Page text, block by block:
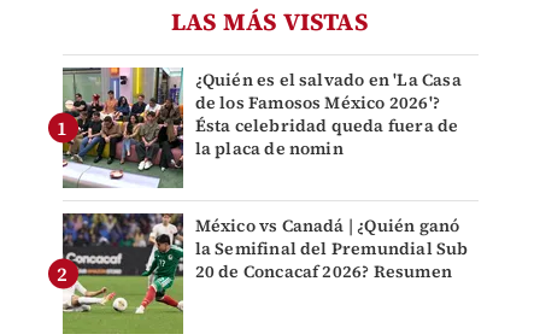
LAS MÁS VISTAS
¿Quién es el salvado en 'La Casa
de los Famosos México 2026'?
Ésta celebridad queda fuera de
la placa de nomin
México vs Canadá | ¿Quién ganó
la Semifinal del Premundial Sub
20 de Concacaf 2026? Resumen